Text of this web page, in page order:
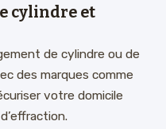
cylindre et
de cylindre ou de
des marques comme
votre domicile